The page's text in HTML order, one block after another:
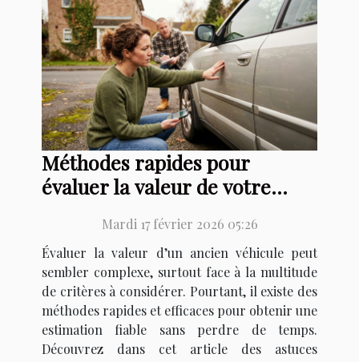
Méthodes rapides pour
évaluer la valeur de votre
Mardi 17 février 2026 05:26
Évaluer la valeur d’un ancien véhicule peut
sembler complexe, surtout face à la multitude
de critères à considérer. Pourtant, il existe des
méthodes rapides et efficaces pour obtenir une
estimation fiable sans perdre de temps.
Découvrez dans cet article des astuces